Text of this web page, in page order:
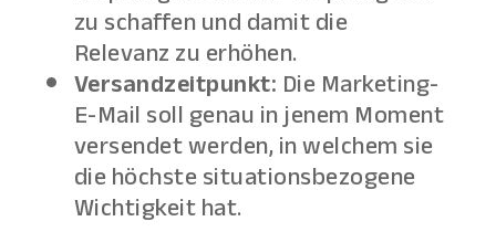
zu schaffen und damit die
Relevanz zu erhöhen.
Versandzeitpunkt:Die Marketing-
E-Mail soll genau in jenem Moment
versendet werden, in welchem sie
die höchste situationsbezogene
Wichtigkeit hat.